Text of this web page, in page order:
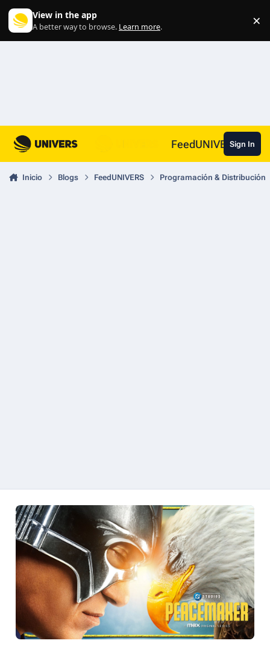
View in the app
A better way to browse. Learn more. ×
FeedUNIVERSSign In
Inicio Blogs FeedUNIVERS Programación & Distribución